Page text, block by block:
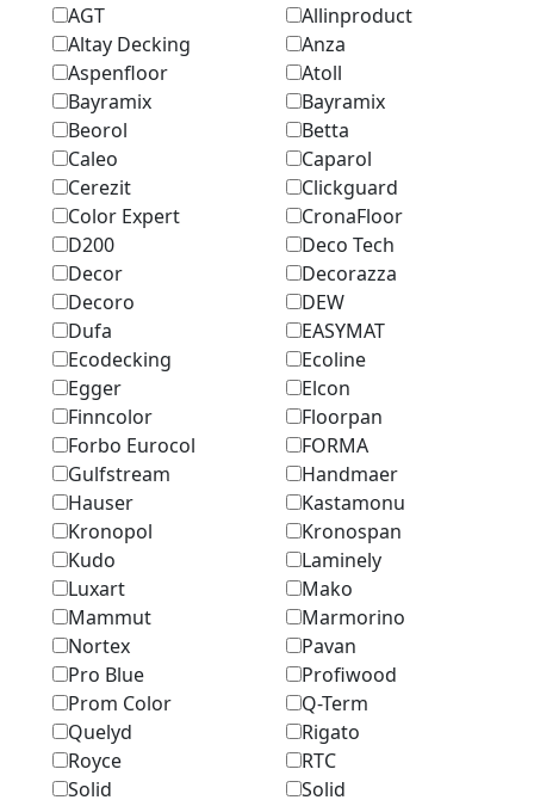
AGT
Allinproduct
Altay Decking
Anza
Aspenfloor
Atoll
Bayramix
Bayramix
Beorol
Betta
Caleo
Caparol
Cerezit
Clickguard
Color Expert
CronaFloor
D200
Deco Tech
Decor
Decorazza
Decoro
DEW
Dufa
EASYMAT
Ecodecking
Ecoline
Egger
Elcon
Finncolor
Floorpan
Forbo Eurocol
FORMA
Gulfstream
Handmaer
Hauser
Kastamonu
Kronopol
Kronospan
Kudo
Laminely
Luxart
Mako
Mammut
Marmоrino
Nortex
Pavan
Pro Blue
Profiwood
Prom Color
Q-Term
Quelyd
Rigato
Royce
RTC
Solid
Solid